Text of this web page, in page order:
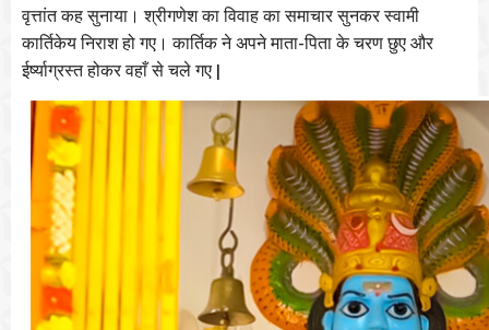
वृत्तांत कह सुनाया। श्रीगणेश का विवाह का समाचार सुनकर स्वामी
कार्तिकेय निराश हो गए। कार्तिक ने अपने माता-पिता के चरण छुए और
ईर्ष्याग्रस्त होकर वहाँ से चले गए |